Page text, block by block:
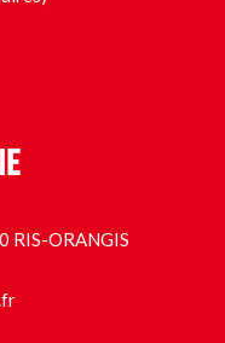
RIS-ORANGIS